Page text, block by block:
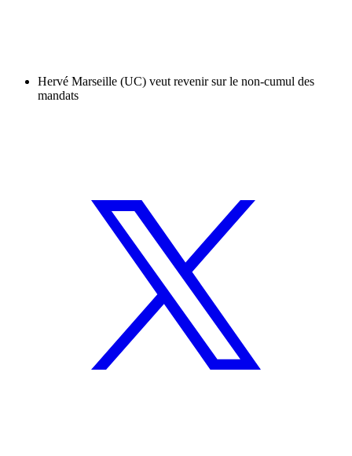
Hervé Marseille (UC) veut revenir sur le non-cumul des
mandats